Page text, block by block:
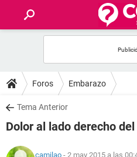
FOROS
SALUD
Foros Embarazo
Tema Anterior
Dolor al lado derecho
camilao - 2 may 2015 a las